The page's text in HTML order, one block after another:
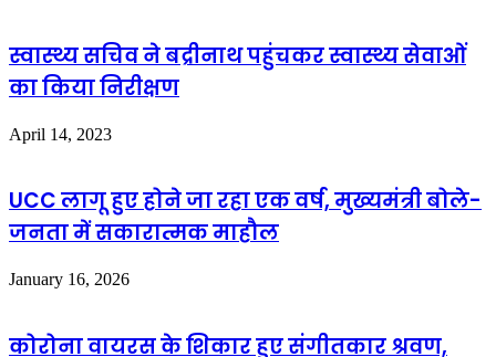
स्वास्थ्य सचिव ने बद्रीनाथ पहुंचकर स्वास्थ्य सेवाओं
का किया निरीक्षण
April 14, 2023
UCC लागू हुए होने जा रहा एक वर्ष, मुख्यमंत्री बोले-
जनता में सकारात्मक माहौल
January 16, 2026
कोरोना वायरस के शिकार हुए संगीतकार श्रवण,